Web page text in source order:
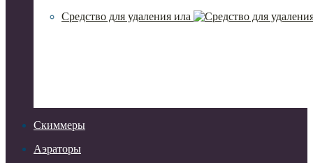
Средство для удаления ила
Скиммеры
Аэраторы